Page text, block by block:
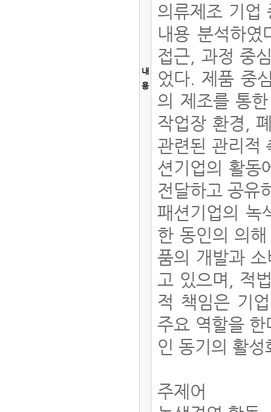
내
용
의류제조 기업
내용 분석하
접근, 과정 중
었다. 제품 중
의 제조를 통
작업장 환경,
관련된 관리적
션기업의 활동
전달하고 공유
패션기업의 녹
한 동인의 의
품의 개발과
고 있으며, 적
적 책임은 기
주요 역할을
인 동기의 활
주제어